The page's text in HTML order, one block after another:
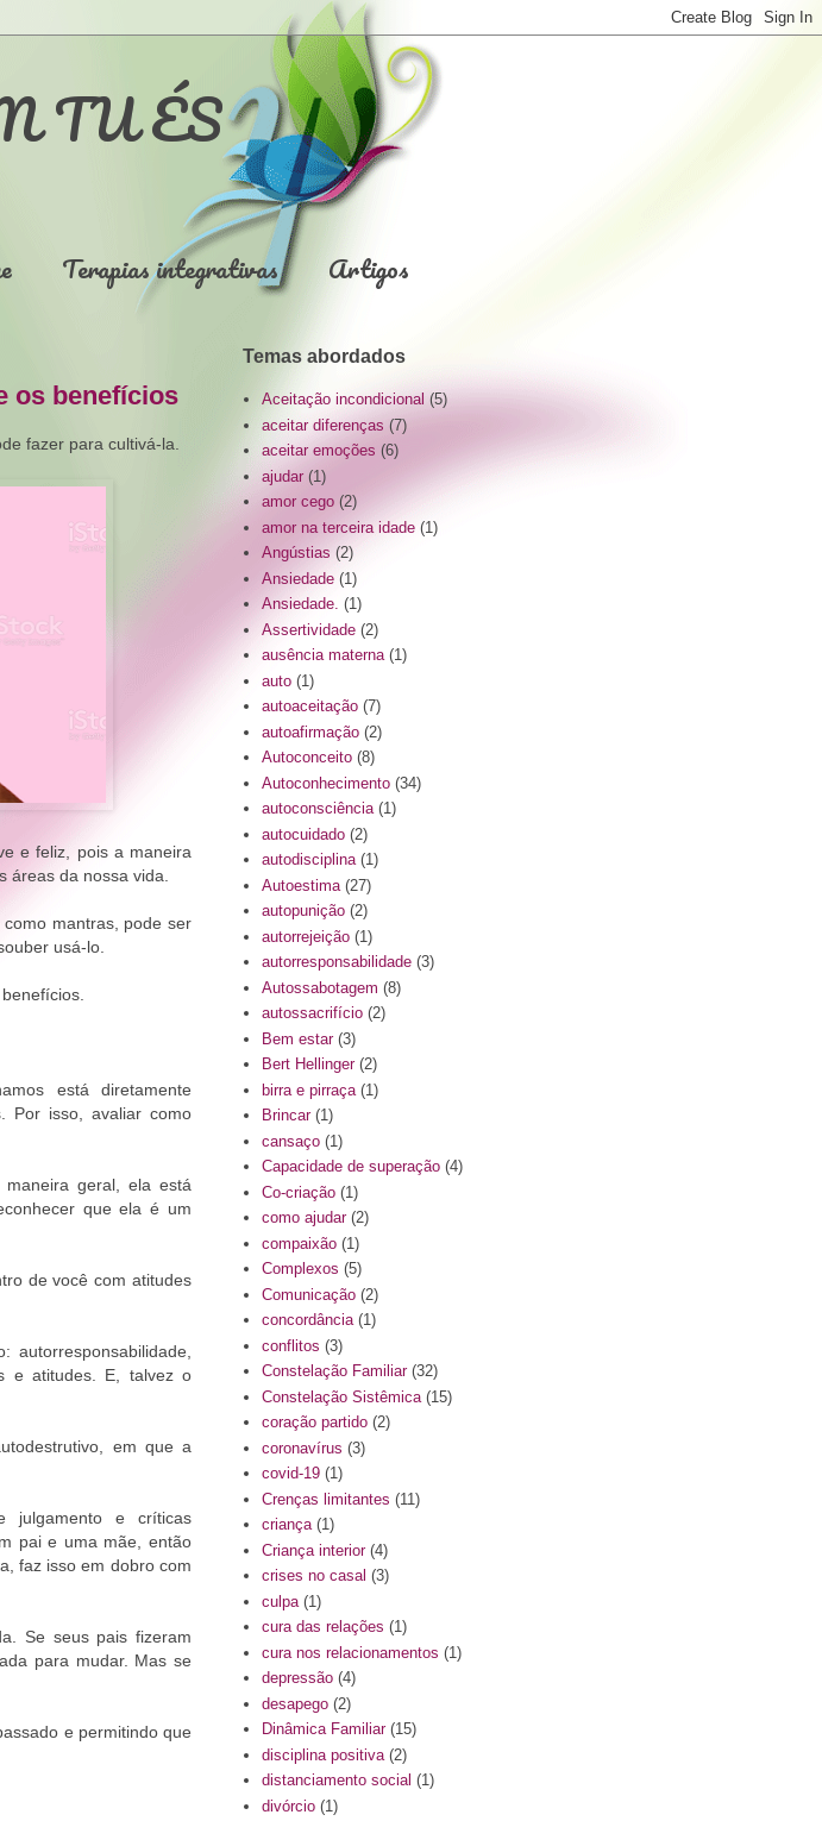
TU ÉS
Terapias integrativas Artigos
os benefícios
fazer para cultivá-la.
e feliz, pois a maneira
áreas da nossa vida.
mantras, pode ser
usá-lo.
está diretamente
Por isso, avaliar como
geral, ela está
que ela é um
de você com atitudes
e atitudes. E, talvez o
em que a
julgamento e críticas
pai e uma mãe, então
faz isso em dobro com
Se seus pais fizeram
para mudar. Mas se
e permitindo que
Temas abordados
Aceitação incondicional (5)
aceitar diferenças (7)
aceitar emoções (6)
ajudar (1)
amor cego (2)
amor na terceira idade (1)
Angústias (2)
Ansiedade (1)
Ansiedade. (1)
Assertividade (2)
ausência materna (1)
auto (1)
autoaceitação (7)
autoafirmação (2)
Autoconceito (8)
Autoconhecimento (34)
autoconsciência (1)
autocuidado (2)
autodisciplina (1)
Autoestima (27)
autopunição (2)
autorrejeição (1)
autorresponsabilidade (3)
Autossabotagem (8)
autossacrifício (2)
Bem estar (3)
Bert Hellinger (2)
birra e pirraça (1)
Brincar (1)
cansaço (1)
Capacidade de superação (4)
Co-criação (1)
como ajudar (2)
compaixão (1)
Complexos (5)
Comunicação (2)
concordância (1)
conflitos (3)
Constelação Familiar (32)
Constelação Sistêmica (15)
coração partido (2)
coronavírus (3)
covid-19 (1)
Crenças limitantes (11)
criança (1)
Criança interior (4)
crises no casal (3)
culpa (1)
cura das relações (1)
cura nos relacionamentos (1)
depressão (4)
desapego (2)
Dinâmica Familiar (15)
disciplina positiva (2)
distanciamento social (1)
divórcio (1)